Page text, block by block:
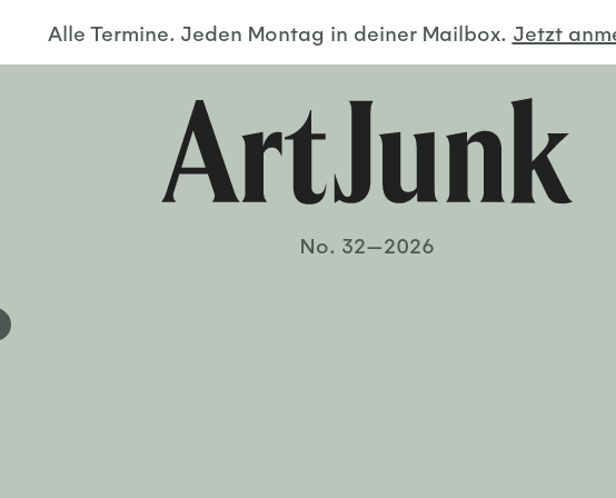
Alle Termine. Jeden Montag in deiner Mailbox. Jetzt
No. 32—2026